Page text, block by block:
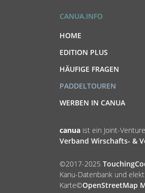
CANUA.INFO
HOME
EDITION PLUS
HÄUFIGE FRAGEN
PADDELTOUREN
WERBEN IN CANUA
canua ist ein Joint-
Verband Wirschafts- &
©2017-2025
Kanu-Datenbank und
Karte©OpenStreetMap